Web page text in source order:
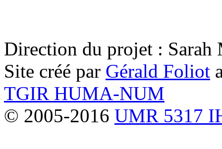
Direction du projet : Sarah
Site créé par Gérald Foliot
TGIR HUMA-NUM
© 2005-2016 UMR 5317